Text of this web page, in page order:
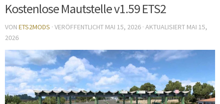
Kostenlose Mautstelle v1.59 ETS2
VON ETS2MODS · VERÖFFENTLICHT MAI 15, 2026 · AKTUALISIERT MAI 15,
2026